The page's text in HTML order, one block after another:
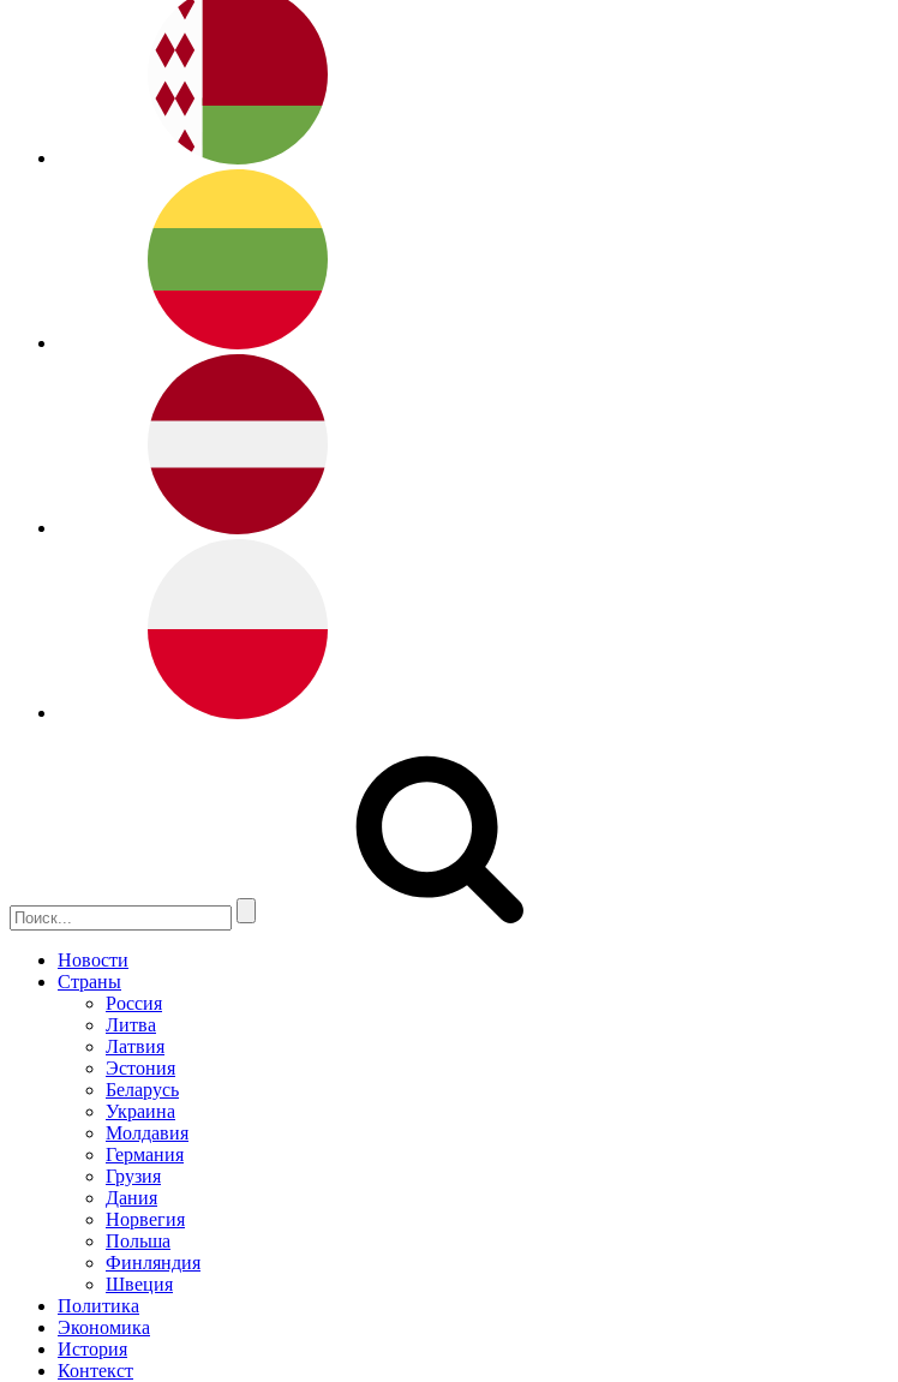
Новости
Страны
Россия
Литва
Латвия
Эстония
Беларусь
Украина
Молдавия
Германия
Грузия
Дания
Норвегия
Польша
Финляндия
Швеция
Политика
Экономика
История
Контекст